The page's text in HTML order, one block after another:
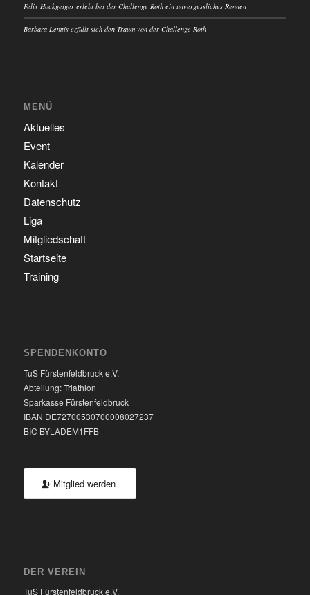
Felix Hockgeiger erlebt bei der Challenge Roth ein unvergessliches Rennen
Barbara Lemtis erfüllt sich den Traum von der Challenge Roth
MENÜ
Aktuelles
Event
Kalender
Kontakt
Datenschutz
Liga
Mitgliedschaft
Startseite
Training
SPENDENKONTO
TuS Fürstenfeldbruck e.V.
Abteilung: Triathlon
Sparkasse Fürstenfeldbruck
IBAN DE72700530700008027237
BIC BYLADEM1FFB
Mitglied werden
DER VEREIN
TuS Fürstenfeldbruck e.V.